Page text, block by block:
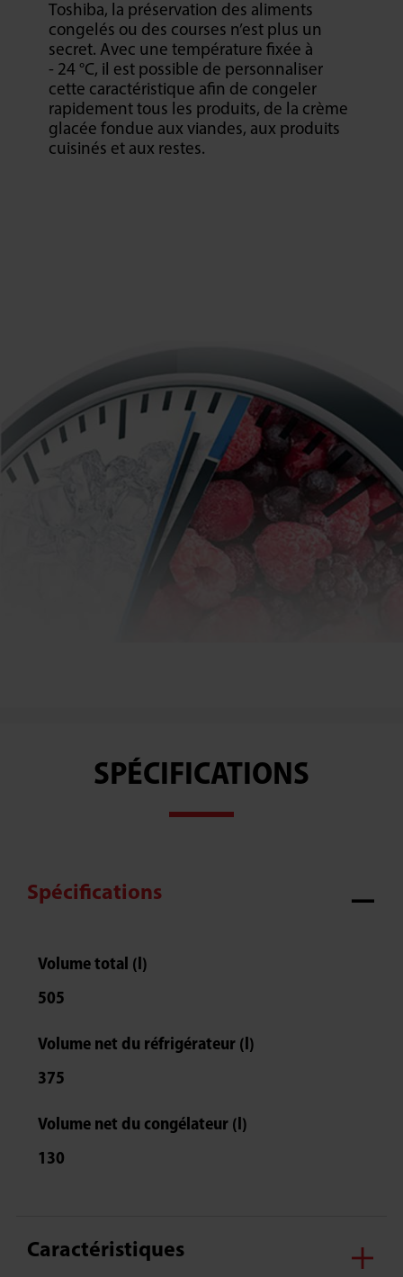
Toshiba, la préservation des aliments
congelés ou des courses n’est plus un
secret. Avec une température fixée à
- 24 °C, il est possible de personnaliser
cette caractéristique afin de congeler
rapidement tous les produits, de la crème
glacée fondue aux viandes, aux produits
cuisinés et aux restes.
SPÉCIFICATIONS
Spécifications
Volume total (l)
505
Volume net du réfrigérateur (l)
375
Volume net du congélateur (l)
130
Caractéristiques